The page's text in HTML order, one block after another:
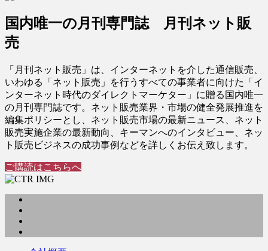
国内唯一の月刊専門誌 月刊ネット販
売
「月刊ネット販売」は、インターネットを介した通信販売、
いわゆる「ネット販売」を行うすべての事業者に向けた「イ
ンターネット時代のダイレクトマーケター」に贈る国内唯一
の月刊専門誌です。ネット販売業界・市場の健全発展推進を
編集ポリシーとし、ネット販売市場の最新ニュース、ネット
販売実施企業の最新動向、キーマンへのインタビュー、ネッ
ト販売ビジネスの成功事例などを詳しくお伝え致します。
ご購読はこちらへ